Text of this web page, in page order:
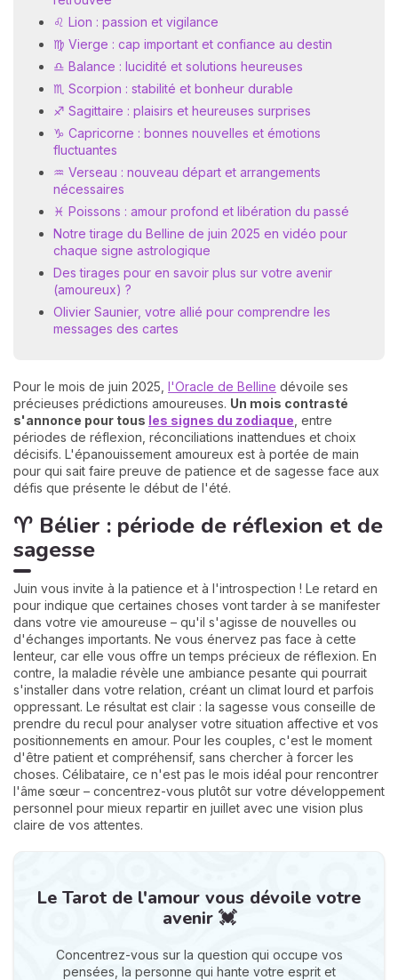
♌ Lion : passion et vigilance
♍ Vierge : cap important et confiance au destin
♎ Balance : lucidité et solutions heureuses
♏ Scorpion : stabilité et bonheur durable
♐ Sagittaire : plaisirs et heureuses surprises
♑ Capricorne : bonnes nouvelles et émotions
fluctuantes
♒ Verseau : nouveau départ et arrangements
nécessaires
♓ Poissons : amour profond et libération du passé
Notre tirage du Belline de juin 2025 en vidéo pour
chaque signe astrologique
Des tirages pour en savoir plus sur votre avenir
(amoureux) ?
Olivier Saunier, votre allié pour comprendre les
messages des cartes
Pour le mois de juin 2025, l'Oracle de Belline dévoile ses
précieuses prédictions amoureuses. Un mois contrasté
s'annonce pour tous les signes du zodiaque , entre
périodes de réflexion, réconciliations inattendues et choix
décisifs. L'épanouissement amoureux est à portée de main
pour qui sait faire preuve de patience et de sagesse face aux
défis que présente le début de l'été.
♈ Bélier : période de réflexion et de
sagesse
Juin vous invite à la patience et à l'introspection ! Le retard en
pour indique que certaines choses vont tarder à se manifester
dans votre vie amoureuse – qu'il s'agisse de nouvelles ou
d'échanges importants. Ne vous énervez pas face à cette
lenteur, car elle vous offre un temps précieux de réflexion. En
contre, la maladie révèle une ambiance pesante qui pourrait
s'installer dans votre relation, créant un climat lourd et parfois
oppressant. Le résultat est clair : la sagesse vous conseille de
prendre du recul pour analyser votre situation affective et vos
positionnements en amour. Pour les couples, c'est le moment
d'être patient et compréhensif, sans chercher à forcer les
choses. Célibataire, ce n'est pas le mois idéal pour rencontrer
l'âme sœur – concentrez-vous plutôt sur votre développement
personnel pour mieux repartir en juillet avec une vision plus
claire de vos attentes.
Le Tarot de l'amour vous dévoile votre
avenir 💓
Concentrez-vous sur la question qui occupe vos
pensées, la personne qui hante votre esprit et